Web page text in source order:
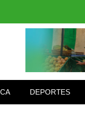
DEPORTES